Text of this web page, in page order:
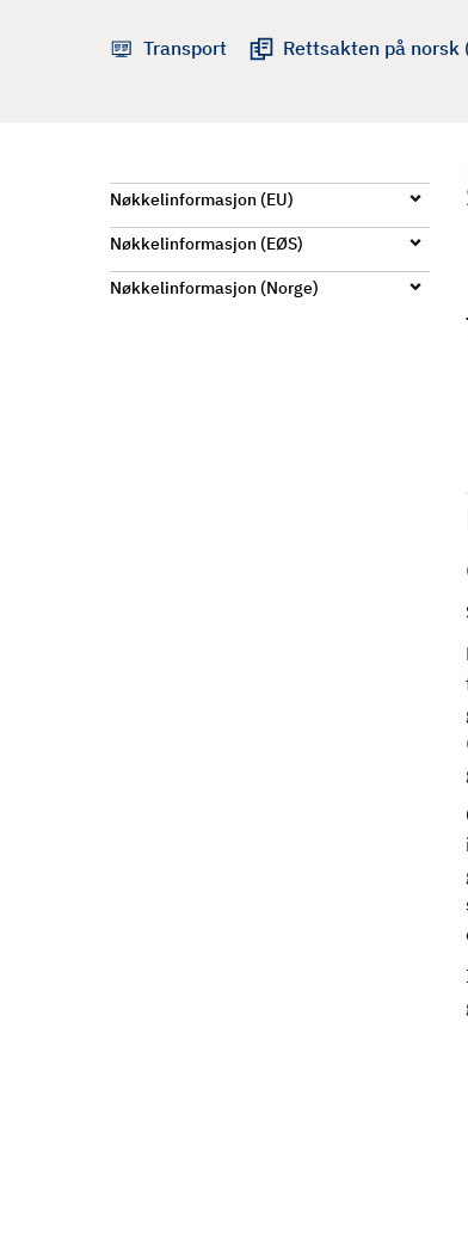
Transport Rettsakten på norsk
Nøkkelinformasjon (EU)
Nøkkelinformasjon (EØS)
Nøkkelinformasjon (Norge)